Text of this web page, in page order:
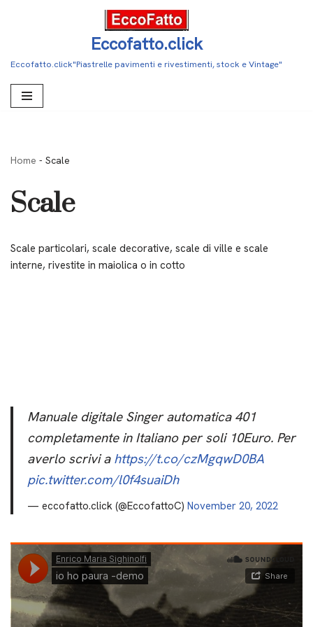
contenuto
Eccofatto.click
Eccofatto.click"Piastrelle pavimenti e rivestimenti, stock e Vintage"
Home - Scale
Scale
Scale particolari, scale decorative, scale di ville e scale
interne, rivestite in maiolica o in cotto
Manuale digitale Singer automatica 401
completamente in Italiano per soli 10Euro. Per
averlo scrivi a https://t.co/czMgqwD0BA
pic.twitter.com/l0f4suaiDh
— eccofatto.click (@EccofattoC) November 20, 2022